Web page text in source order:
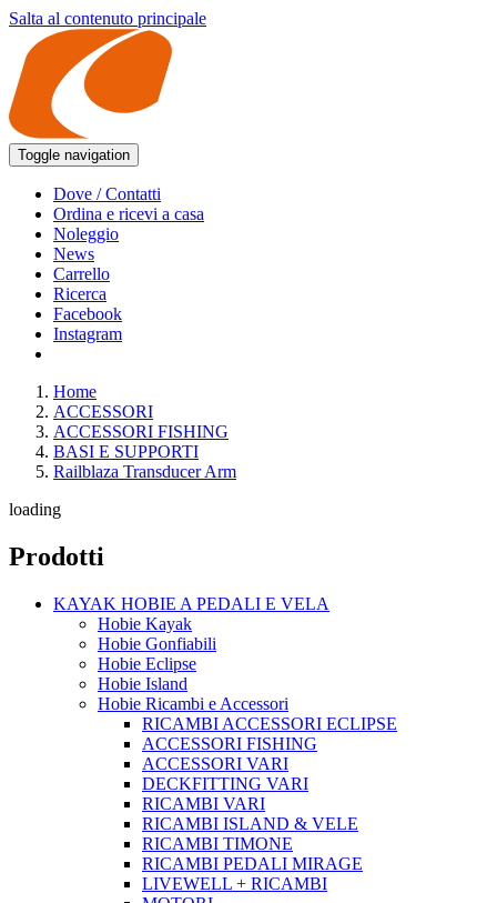
Salta al contenuto principale
Toggle navigation
Dove / Contatti
Ordina e ricevi a casa
Noleggio
News
Carrello
Ricerca
Facebook
Instagram
Home
ACCESSORI
ACCESSORI FISHING
BASI E SUPPORTI
Railblaza Transducer Arm
loading
Prodotti
KAYAK HOBIE A PEDALI E VELA
Hobie Kayak
Hobie Gonfiabili
Hobie Eclipse
Hobie Island
Hobie Ricambi e Accessori
RICAMBI ACCESSORI ECLIPSE
ACCESSORI FISHING
ACCESSORI VARI
DECKFITTING VARI
RICAMBI VARI
RICAMBI ISLAND & VELE
RICAMBI TIMONE
RICAMBI PEDALI MIRAGE
LIVEWELL + RICAMBI